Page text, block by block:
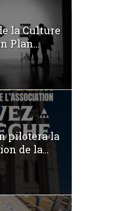
la Culture
Plan...
pilotera la
de la...